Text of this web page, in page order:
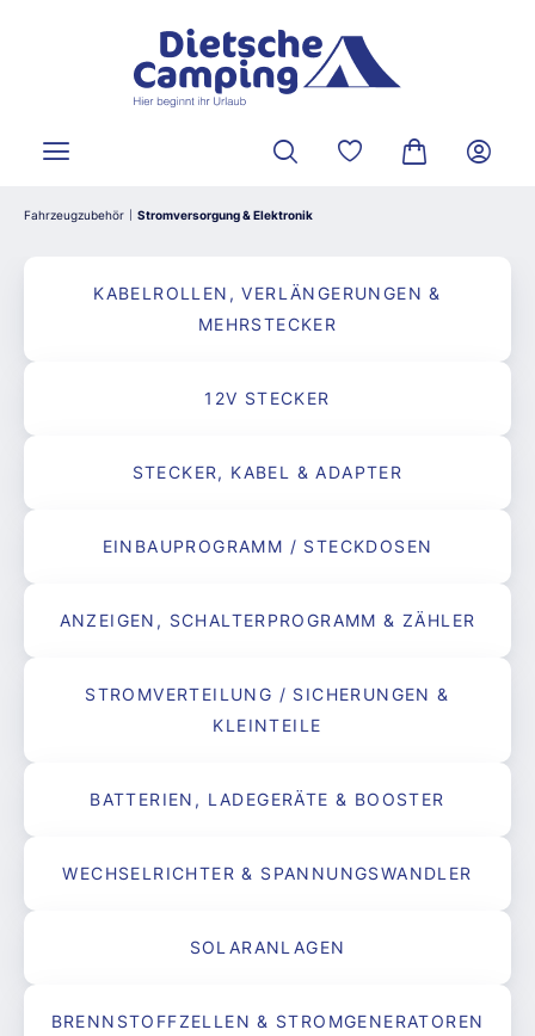
Du hast 0 Produkte
Warenkorb
Fahrzeugzubehör Stromversorgung & Elektronik
KABELROLLEN, VERLÄNGERUNGEN &
MEHRSTECKER
12V STECKER
STECKER, KABEL & ADAPTER
EINBAUPROGRAMM / STECKDOSEN
ANZEIGEN, SCHALTERPROGRAMM & ZÄHLER
STROMVERTEILUNG / SICHERUNGEN &
KLEINTEILE
BATTERIEN, LADEGERÄTE & BOOSTER
WECHSELRICHTER & SPANNUNGSWANDLER
SOLARANLAGEN
BRENNSTOFFZELLEN & STROMGENERATOREN